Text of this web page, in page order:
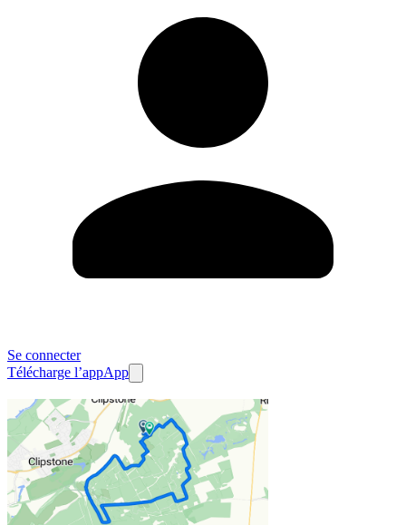
Se connecter
Télécharge l’appApp